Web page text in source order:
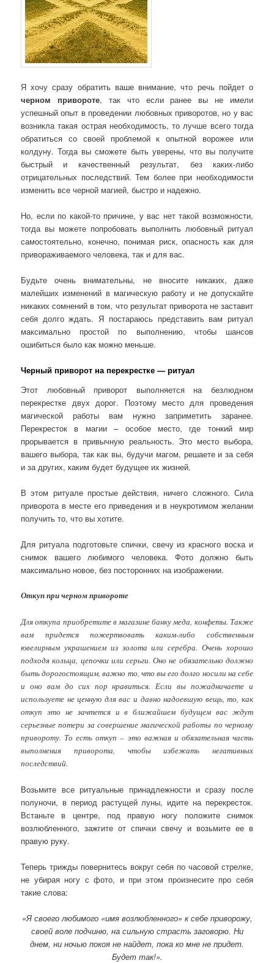
Я хочу сразу обратить ваше внимание, что речь пойдет о
черном привороте, так что если ранее вы не имели
успешный опыт в проведении любовных приворотов, но у вас
возникла такая острая необходимость, то лучше всего тогда
обратиться со своей проблемой к опытной ворожее или
колдуну. Тогда вы сможете быть уверены, что вы получите
быстрый и качественный результат, без каких-либо
отрицательных последствий. Тем более при необходимости
изменить все черной магией, быстро и надежно.
Но, если по какой-то причине, у вас нет такой возможности,
тогда вы можете попробовать выполнить любовный ритуал
самостоятельно, конечно, понимая риск, опасность как для
привораживаемого человека, так и для вас.
Будьте очень внимательны, не вносите никаких, даже
малейших изменений в магическую работу и не допускайте
никаких сомнений в том, что результат приворота не заставит
себя долго ждать. Я постараюсь представить вам ритуал
максимально простой по выполнению, чтобы шансов
ошибиться было как можно меньше.
Черный приворот на перекрестке — ритуал
Этот любовный приворот выполняется на безлюдном
перекрестке двух дорог. Поэтому место для проведения
магической работы вам нужно заприметить заранее.
Перекресток в магии – особое место, где тонкий мир
прорывается в привычную реальность. Это место выбора,
вашего выбора, так как вы, будучи магом, решаете и за себя
и за других, каким будет будущее их жизней.
В этом ритуале простые действия, ничего сложного. Сила
приворота в месте его приведения и в неукротимом желании
получить то, что вы хотите.
Для ритуала подготовьте спички, свечу из красного воска и
снимок вашего любимого человека. Фото должно быть
максимально новое, без посторонних на изображении.
Откуп при черном привороте
Для откупа приобретите в магазине банку меда, конфеты. Также
вам придется пожертвовать каким-либо собственным
ювелирным украшением из золота или серебра. Очень хорошо
подходя кольца, цепочки или серьги. Оно не обязательно должно
быть дорогостоящим, важно то, что вы его долго носили на себе
и оно вам до сих пор нравиться. Если вы пожадничаете и
используете не ценную для вас и давно надоевшую вещь, то, как
откуп это не зачтется и в ближайшем будущем вас ждут
серьезные потери за совершение магической работы по черному
привороту. То есть откуп – это важная и обязательная часть
выполнения приворота, чтобы избежать негативных
последствий.
Возьмите все ритуальные принадлежности и сразу после
полуночи, в период растущей луны, идите на перекресток.
Встаньте в центре, под правую ногу положите снимок
возлюбленного, зажгите от спички свечу и возьмите ее в
правую руку.
Теперь трижды повернитесь вокруг себя по часовой стрелке,
не убирая ногу с фото, и при этом произнесите про себя
такие слова:
«Я своего любимого «имя возлюбленного» к себе приворожу,
своей воле подчиню, на сильную страсть заговорю. Ни
днем, ни ночью покоя не найдет, пока ко мне не придет.
Будет так!».